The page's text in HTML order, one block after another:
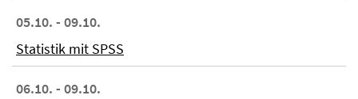
05.10. - 09.10.
Statistik mit SPSS
06.10. - 09.10.